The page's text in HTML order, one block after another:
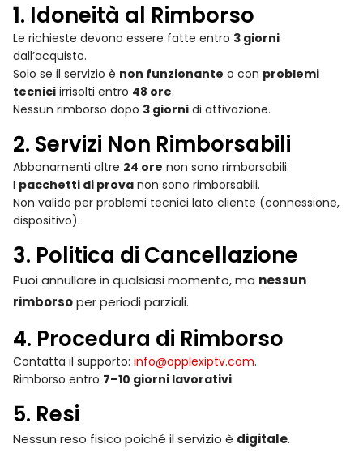
1. Idoneità al Rimborso
Le richieste devono essere fatte entro 3 giorni
dall’acquisto.
Solo se il servizio è non funzionante o con problemi
tecnici irrisolti entro 48 ore.
Nessun rimborso dopo 3 giorni di attivazione.
2. Servizi Non Rimborsabili
Abbonamenti oltre 24 ore non sono rimborsabili.
I pacchetti di prova non sono rimborsabili.
Non valido per problemi tecnici lato cliente (connessione,
dispositivo).
3. Politica di Cancellazione
Puoi annullare in qualsiasi momento, ma nessun
rimborsoper periodi parziali.
4. Procedura di Rimborso
Contatta il supporto: info@opplexiptv.com.
Rimborso entro 7–10 giorni lavorativi.
5. Resi
Nessun reso fisico poiché il servizio è digitale.